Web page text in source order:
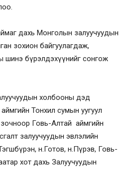
дахь Монголын залуучуудын
зохион байгуулагдаж,
шинэ бүрэлдэхүүнийг сонгож
холбооны дэд
аймгийн Тонхил сумын уугуул
Говь-Алтай аймгийн
залуучуудын эвлэлийн
н.Готов, н.Пүрэв, Говь-
хот дахь Залуучуудын